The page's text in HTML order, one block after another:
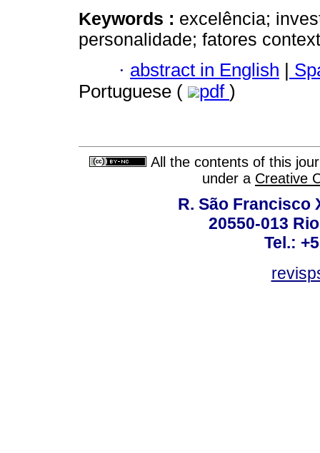
Keywords : excelência;
personalidade; fatores
· abstract in English |
Portuguese (
pdf )
All the contents of this
under a Creative
R. São Francisco
20550-013
Tel.: